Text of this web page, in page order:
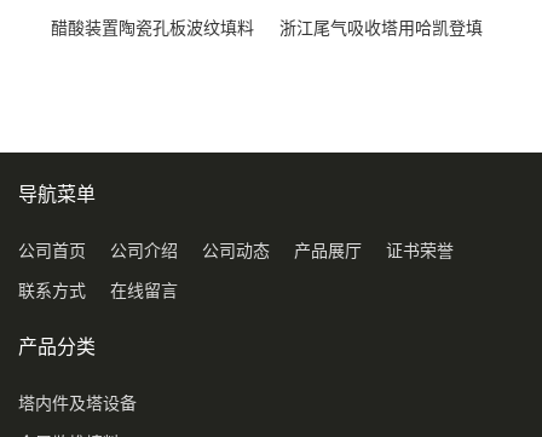
醋酸装置陶瓷孔板波纹填料
浙江尾气吸收塔用哈凯登填
导航菜单
公司首页 公司介绍 公司动态 产品展厅 证书荣誉
联系方式 在线留言
产品分类
塔内件及塔设备